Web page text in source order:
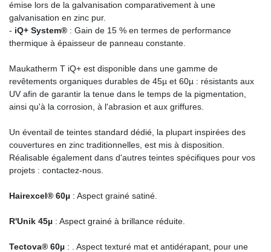
émise lors de la galvanisation comparativement à une
galvanisation en zinc pur.
- iQ+ System® : Gain de 15 % en termes de performance
thermique à épaisseur de panneau constante.
Maukatherm T iQ+ est disponible dans une gamme de
revêtements organiques durables de 45µ et 60µ : résistants aux
UV afin de garantir la tenue dans le temps de la pigmentation,
ainsi qu'à la corrosion, à l'abrasion et aux griffures.
Un éventail de teintes standard dédié, la plupart inspirées des
couvertures en zinc traditionnelles, est mis à disposition.
Réalisable également dans d'autres teintes spécifiques pour vos
projets : contactez-nous.
Hairexcel® 60µ : Aspect grainé satiné.
R'Unik 45µ : Aspect grainé à brillance réduite.
Tectova® 60µ : . Aspect texturé mat et antidérapant, pour une